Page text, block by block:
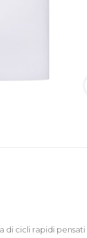
cicli rapidi